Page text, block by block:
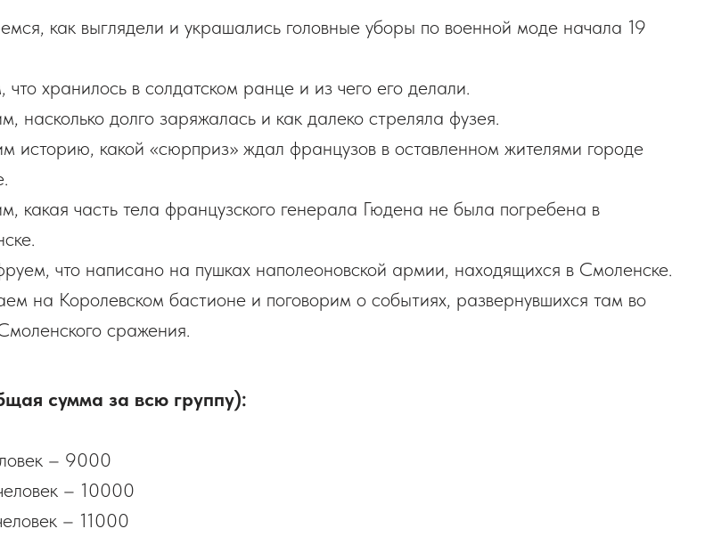
как выглядели и украшались головные уборы по военной моде начала 19
что хранилось в солдатском ранце и из чего его делали.
насколько долго заряжалась и как далеко стреляла фузея.
историю, какой «сюрприз» ждал французов в оставленном жителями городе
какая часть тела французского генерала Гюдена не была погребена в
что написано на пушках наполеоновской армии, находящихся в Смоленске.
на Королевском бастионе и поговорим о событиях, развернувшихся там во
сражения.
сумма за всю группу):
– 9000
– 10000
– 11000